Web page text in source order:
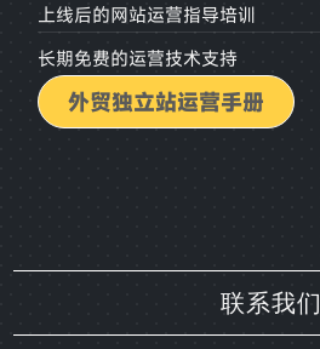
上线后的网站运营指导培训
长期免费的运营技术支持
外贸独立站运营手册
联系我们